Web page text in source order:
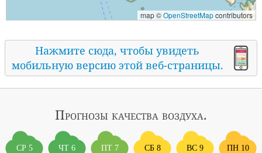
map ©OpenStreetMapcontributors
Нажмите сюда, чтобы увидеть
мобильную версию этой веб-страницы.
Прогнозы качества воздуха.
СР 5 ЧТ 6 ПТ 7 СБ 8 ВС 9 ПН 10